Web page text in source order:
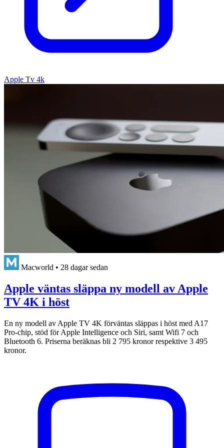
Apple Tv 4k
Macworld • 28 dagar sedan
Apple väntas släppa ny modell av Apple
TV 4K i höst
En ny modell av Apple TV 4K förväntas släppas i höst med A17
Pro-chip, stöd för Apple Intelligence och Siri, samt Wifi 7 och
Bluetooth 6. Priserna beräknas bli 2 795 kronor respektive 3 495
kronor.